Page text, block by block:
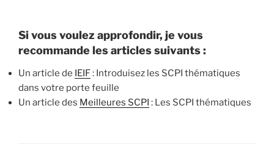
Si vous voulez approfondir, je vous
recommande les articles suivants :
Un article de IEIF: Introduisez les SCPI thématiques
dans votre porte feuille
Un article des Meilleures SCPI : Les SCPI thématiques